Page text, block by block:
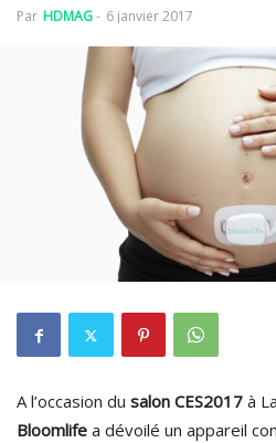
Par HDMAG- 6 janvier 2017
A l’occasion du salon CES2017 à
Bloomlife a dévoilé un appareil